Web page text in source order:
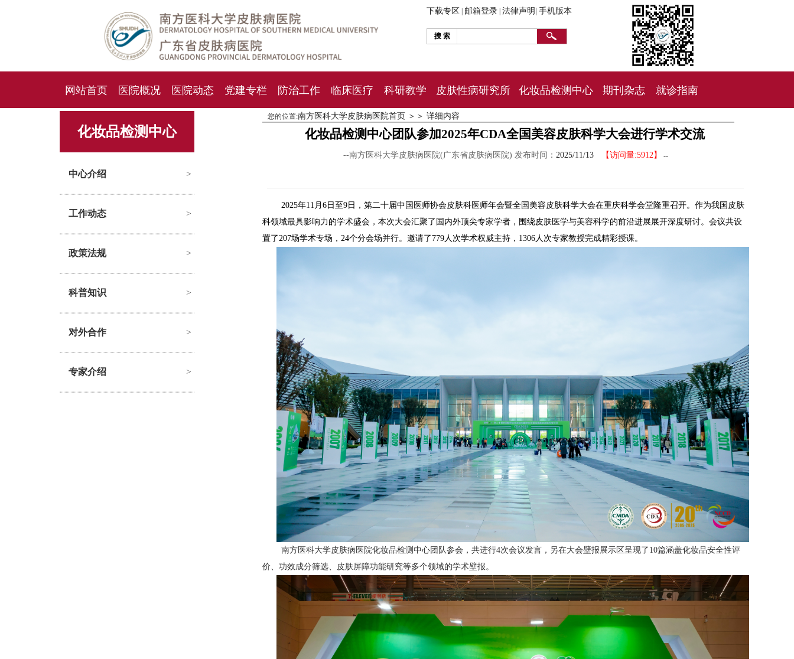
下载专区 邮箱登录 法律声明| 手机版本
搜 索
网站首页 医院概况 医院动态 党建专栏 防治工作 临床医疗 科研教学 皮肤性病研究所 化妆品检测中心 期刊杂志 就诊指南
人才招聘 招标采购
化妆品检测中心
中心介绍 >
工作动态 >
政策法规 >
科普知识 >
对外合作 >
专家介绍 >
您的位置:南方医科大学皮肤病医院首页 ＞＞ 详细内容
化妆品检测中心团队参加2025年CDA全国美容皮肤科学大会进行学术交流
--南方医科大学皮肤病医院(广东省皮肤病医院) 发布时间： 2025/11/13 【访问量:5912】 --
2025年11月6日至9日，第二十届中国医师协会皮肤科医师年会暨全国美容皮肤科学大会在重庆科学会堂隆重召开。作为我国皮肤
科领域最具影响力的学术盛会，本次大会汇聚了国内外顶尖专家学者，围绕皮肤医学与美容科学的前沿进展展开深度研讨。会议共设
置了207场学术专场，24个分会场并行。邀请了779人次学术权威主持，1306人次专家教授完成精彩授课。
南方医科大学皮肤病医院化妆品检测中心团队参会，共进行4次会议发言，另在大会壁报展示区呈现了10篇涵盖化妆品安全性评
价、功效成分筛选、皮肤屏障功能研究等多个领域的学术壁报。